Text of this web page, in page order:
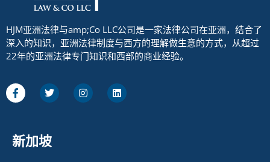
HJM亚洲法律与amp;Co LLC公司是一家法律公司在亚洲，结合了
深入的知识，亚洲法律制度与西方的理解做生意的方式，从超过
22年的亚洲法律专门知识和西部的商业经验。
新加坡